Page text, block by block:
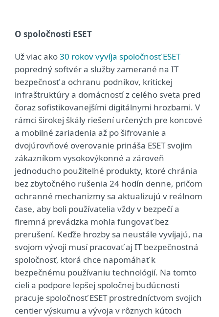
O spoločnosti ESET
Už viac ako30 rokov vyvíja spoločnosť ESET
popredný softvér a služby zamerané na IT
bezpečnosť a ochranu podnikov, kritickej
infraštruktúry a domácností z celého sveta pred
čoraz sofistikovanejšími digitálnymi hrozbami. V
rámci širokej škály riešení určených pre koncové
a mobilné zariadenia až po šifrovanie a
dvojúrovňové overovanie prináša ESET svojim
zákazníkom vysokovýkonné a zároveň
jednoducho použiteľné produkty, ktoré chránia
bez zbytočného rušenia 24 hodín denne, pričom
ochranné mechanizmy sa aktualizujú v reálnom
čase, aby boli používatelia vždy v bezpečí a
firemná prevádzka mohla fungovať bez
prerušení. Keďže hrozby sa neustále vyvíjajú, na
svojom vývoji musí pracovať aj IT bezpečnostná
spoločnosť, ktorá chce napomáhať k
bezpečnému používaniu technológií. Na tomto
cieli a podpore lepšej spoločnej budúcnosti
pracuje spoločnosť ESET prostredníctvom svojich
centier výskumu a vývoja v rôznych kútoch